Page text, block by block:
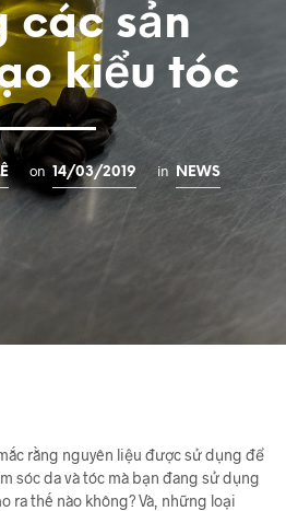
các sản
kiểu tóc
on 14/03/2019 in NEWS
rằng nguyên liệu được sử dụng để
sóc da và tóc mà bạn đang sử dụng
ra thế nào không? Và, những loại